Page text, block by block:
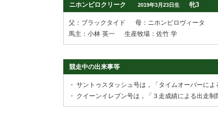
ニホンピロクリーク
2019年3月23日生 牝3
父：ブラックタイド
母：ニホンピロヴィータ
馬主：小林 英一
生産牧場：佐竹 学
競走中の出来事等
・ サントゥスタッシュ号は，「タイムオーバーに
・ クイーンイレブン号は，「３走成績による出走